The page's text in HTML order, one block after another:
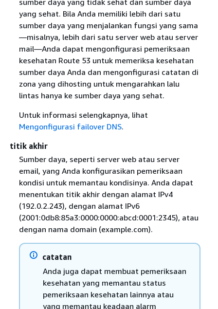
sumber daya yang tidak sehat dan sumber daya
yang sehat. Bila Anda memiliki lebih dari satu
sumber daya yang menjalankan fungsi yang sama
—misalnya, lebih dari satu server web atau server
mail—Anda dapat mengonfigurasi pemeriksaan
kesehatan Route 53 untuk memeriksa kesehatan
sumber daya Anda dan mengonfigurasi catatan di
zona yang dihosting untuk mengarahkan lalu
lintas hanya ke sumber daya yang sehat.
Untuk informasi selengkapnya, lihat
Mengonfigurasi failover DNS.
titik akhir
Sumber daya, seperti server web atau server
email, yang Anda konfigurasikan pemeriksaan
kondisi untuk memantau kondisinya. Anda dapat
menentukan titik akhir dengan alamat IPv4
(192.0.2.243), dengan alamat IPv6
(2001:0db8:85a3:0000:0000:abcd:0001:2345), atau
dengan nama domain (example.com).
catatan
Anda juga dapat membuat pemeriksaan
kesehatan yang memantau status
pemeriksaan kesehatan lainnya atau
yang memantau keadaan alarm